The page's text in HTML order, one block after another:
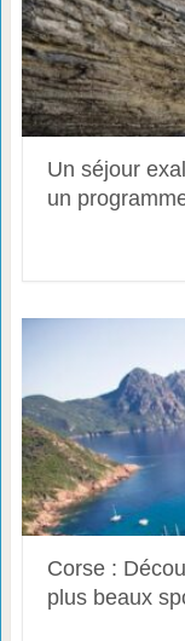
Un séjour
un
Corse :
plus beaux